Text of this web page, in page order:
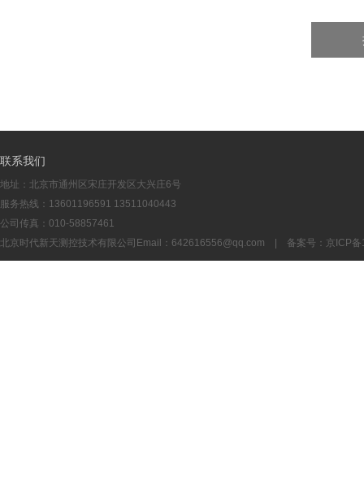
联系我们
地址：北京市通州区宋庄开发区大兴庄6号
服务热线：13601196591 13511040443
公司传真：010-58857461
北京时代新天测控技术有限公司Email： 642616556@qq.com | 备案号： 京ICP